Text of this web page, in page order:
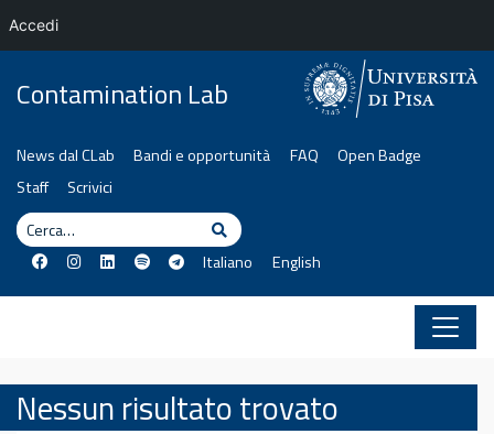
Contamination Lab
News dal CLab Bandi e opportunità FAQ
Open Badge
Staff
Scrivici
Cerca
Cerca
Italiano English
Nessun risultato trovato
Accedi